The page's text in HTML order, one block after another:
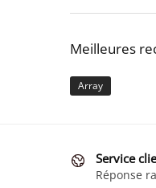
Meilleures
Array
Service
Réponse